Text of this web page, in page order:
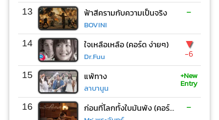
13 ฟ้าสีครามกับความเป็นจริง
BOVINI
-
14 ใจเหลือเหลือ (คอร์ด ง่ายๆ)
Dr.Fuu
▼
-6
15 แพ้ทาง
ลาบานูน
+New
Entry
16 ก่อนที่โลกทั้งใบมันพัง (คอร์ด ง่ายๆ) -